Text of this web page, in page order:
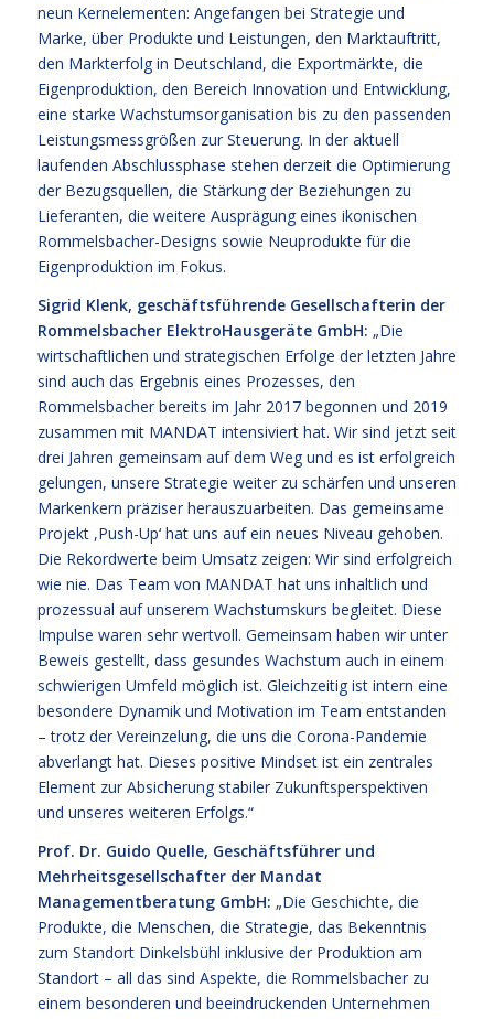
neun Kernelementen: Angefangen bei Strategie und
Marke, über Produkte und Leistungen, den Marktauftritt,
den Markterfolg in Deutschland, die Exportmärkte, die
Eigenproduktion, den Bereich Innovation und Entwicklung,
eine starke Wachstumsorganisation bis zu den passenden
Leistungsmessgrößen zur Steuerung. In der aktuell
laufenden Abschlussphase stehen derzeit die Optimierung
der Bezugsquellen, die Stärkung der Beziehungen zu
Lieferanten, die weitere Ausprägung eines ikonischen
Rommelsbacher-Designs sowie Neuprodukte für die
Eigenproduktion im Fokus.
Sigrid Klenk, geschäftsführende Gesellschafterin der
Rommelsbacher ElektroHausgeräte GmbH: „Die
wirtschaftlichen und strategischen Erfolge der letzten Jahre
sind auch das Ergebnis eines Prozesses, den
Rommelsbacher bereits im Jahr 2017 begonnen und 2019
zusammen mit MANDAT intensiviert hat. Wir sind jetzt seit
drei Jahren gemeinsam auf dem Weg und es ist erfolgreich
gelungen, unsere Strategie weiter zu schärfen und unseren
Markenkern präziser herauszuarbeiten. Das gemeinsame
Projekt ,Push-Up‘ hat uns auf ein neues Niveau gehoben.
Die Rekordwerte beim Umsatz zeigen: Wir sind erfolgreich
wie nie. Das Team von MANDAT hat uns inhaltlich und
prozessual auf unserem Wachstumskurs begleitet. Diese
Impulse waren sehr wertvoll. Gemeinsam haben wir unter
Beweis gestellt, dass gesundes Wachstum auch in einem
schwierigen Umfeld möglich ist. Gleichzeitig ist intern eine
besondere Dynamik und Motivation im Team entstanden
– trotz der Vereinzelung, die uns die Corona-Pandemie
abverlangt hat. Dieses positive Mindset ist ein zentrales
Element zur Absicherung stabiler Zukunftsperspektiven
und unseres weiteren Erfolgs.“
Prof. Dr. Guido Quelle, Geschäftsführer und
Mehrheitsgesellschafter der Mandat
Managementberatung GmbH: „Die Geschichte, die
Produkte, die Menschen, die Strategie, das Bekenntnis
zum Standort Dinkelsbühl inklusive der Produktion am
Standort – all das sind Aspekte, die Rommelsbacher zu
einem besonderen und beeindruckenden Unternehmen